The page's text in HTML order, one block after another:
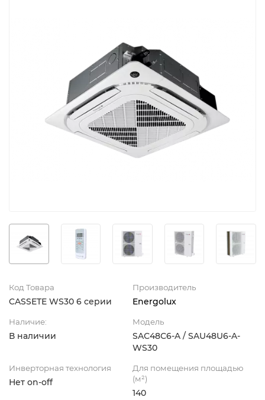
Код Товара
CASSETE WS30 6 серии
Производитель
Energolux
Наличие:
В наличии
Модель
SAС48С6-A / SAU48U6-A-
WS30
Инверторная технология
Нет on-off
Для помещения площадью
(м²)
140